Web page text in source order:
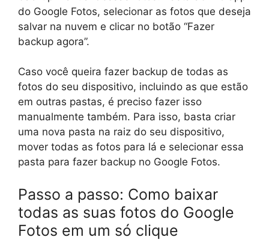
do Google Fotos, selecionar as fotos que deseja
salvar na nuvem e clicar no botão “Fazer
backup agora”.
Caso você queira fazer backup de todas as
fotos do seu dispositivo, incluindo as que estão
em outras pastas, é preciso fazer isso
manualmente também. Para isso, basta criar
uma nova pasta na raiz do seu dispositivo,
mover todas as fotos para lá e selecionar essa
pasta para fazer backup no Google Fotos.
Passo a passo: Como baixar
todas as suas fotos do Google
Fotos em um só clique